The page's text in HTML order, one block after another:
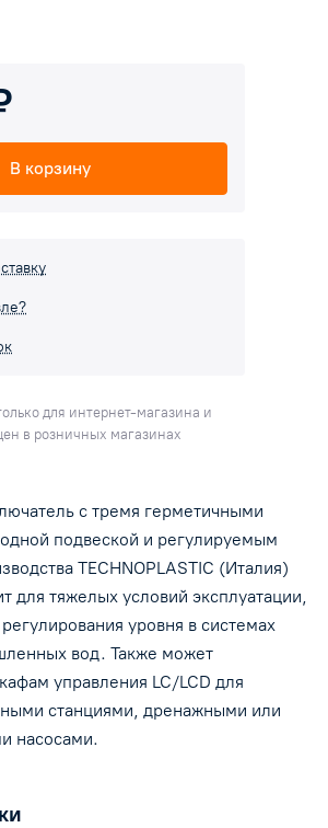
используется для
станциями, дренажными или
В корзину
для интернет-магазина и
в розничных магазинах
с тремя герметичными
подвеской и регулируемым
TECHNOPLASTIC (Италия)
для тяжелых условий эксплуатации,
уровня в системах
вод. Также может
управления LC/LCD для
станциями, дренажными или
насосами.